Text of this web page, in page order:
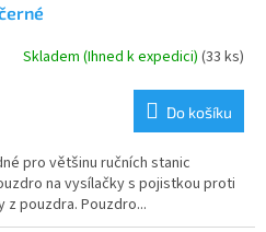
Skladem (Ihned k expedici)(33 ks)
Do košíku
pro většinu ručních stanic
na vysílačky s pojistkou proti
z pouzdra. Pouzdro...